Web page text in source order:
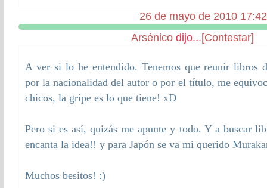
26 de mayo de 2010 17:42
Arsénicodijo...[Contestar]
A ver si lo he entendido. Tenemos que reunir libros
por la nacionalidad del autor o por el título, me
chicos, la gripe es lo que tiene! xD
Pero si es así, quizás me apunte y todo. Y a buscar
encanta la idea!! y para Japón se va mi querido
Muchos besitos! :)